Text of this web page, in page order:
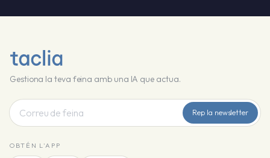
Gestiona la teva feina amb una IA que actua.
Rep la newsletter
OBTÉN L'APP